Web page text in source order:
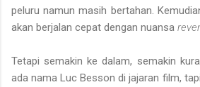
peluru namun masih bertahan.
akan berjalan cepat dengan nuansa
Tetapi semakin ke dalam, semakin
ada nama Luc Besson di jajaran film,